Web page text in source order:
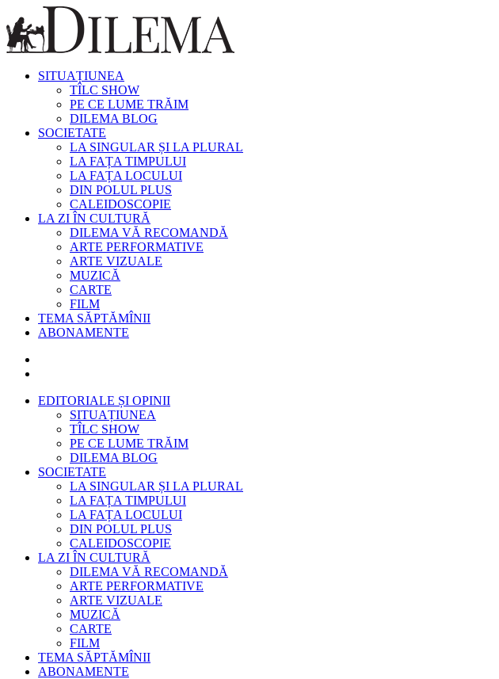
SITUAȚIUNEA
TÎLC SHOW
PE CE LUME TRĂIM
DILEMA BLOG
SOCIETATE
LA SINGULAR ȘI LA PLURAL
LA FAȚA TIMPULUI
LA FAȚA LOCULUI
DIN POLUL PLUS
CALEIDOSCOPIE
LA ZI ÎN CULTURĂ
DILEMA VĂ RECOMANDĂ
ARTE PERFORMATIVE
ARTE VIZUALE
MUZICĂ
CARTE
FILM
TEMA SĂPTĂMÎNII
ABONAMENTE
EDITORIALE ȘI OPINII
SITUAȚIUNEA
TÎLC SHOW
PE CE LUME TRĂIM
DILEMA BLOG
SOCIETATE
LA SINGULAR ȘI LA PLURAL
LA FAȚA TIMPULUI
LA FAȚA LOCULUI
DIN POLUL PLUS
CALEIDOSCOPIE
LA ZI ÎN CULTURĂ
DILEMA VĂ RECOMANDĂ
ARTE PERFORMATIVE
ARTE VIZUALE
MUZICĂ
CARTE
FILM
TEMA SĂPTĂMÎNII
ABONAMENTE